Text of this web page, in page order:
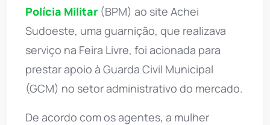
Polícia Militar (BPM) ao site Achei
Sudoeste, uma guarnição, que realizava
serviço na Feira Livre, foi acionada para
prestar apoio à Guarda Civil Municipal
(GCM) no setor administrativo do mercado.
De acordo com os agentes, a mulher